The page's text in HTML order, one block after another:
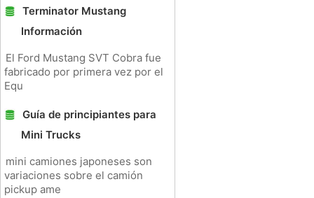
Terminator Mustang
Información
El Ford Mustang SVT Cobra fue
fabricado por primera vez por el
Equ
Guía de principiantes para
Mini Trucks
mini camiones japoneses son
variaciones sobre el camión
pickup ame